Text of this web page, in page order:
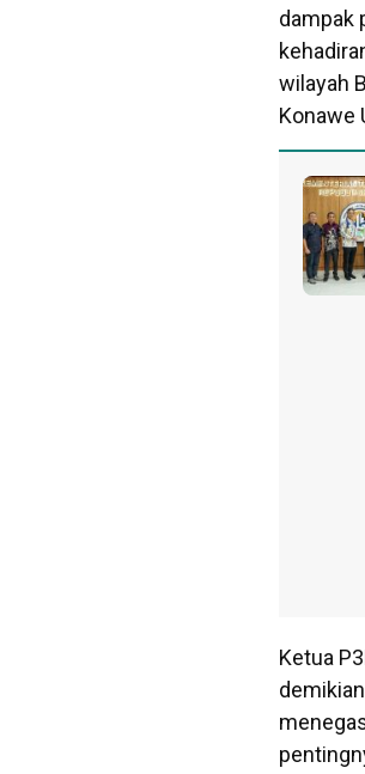
dampak
wilayah
Konawe
Ketua